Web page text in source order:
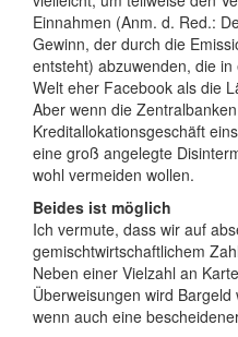
Einnahmen (Anm. d. Red.:
Gewinn, der durch die
entsteht) abzuwenden, die
Welt eher Facebook als die
Aber wenn die
Kreditallokationsgeschäft
eine groß angelegte
wohl vermeiden wollen.
Beides ist möglich
Ich vermute, dass wir auf
gemischtwirtschaftlichem
Neben einer Vielzahl an
Überweisungen wird
wenn auch eine